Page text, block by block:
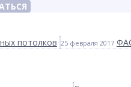
потолков 25 февраля 2017